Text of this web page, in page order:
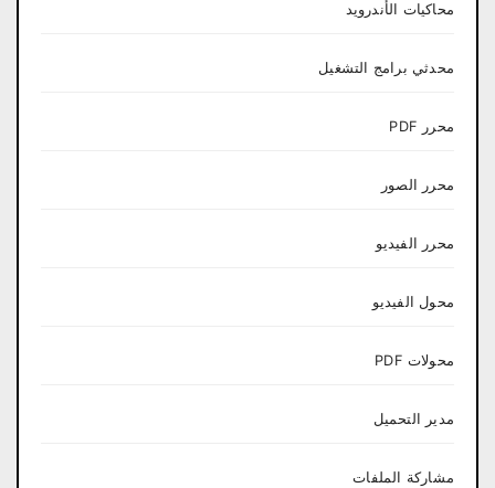
محاكيات الأندرويد
محدثي برامج التشغيل
محرر PDF
محرر الصور
محرر الفيديو
محول الفيديو
محولات PDF
مدير التحميل
مشاركة الملفات